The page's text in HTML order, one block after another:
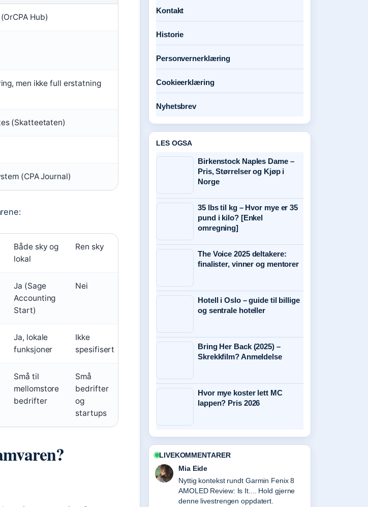
Hub)
men ikke full erstatning
(Skatteetaten)
(CPA Journal)
Både sky og
lokal
Ren sky
Ja (Sage
Accounting
Start)
Nei
Ja, lokale
funksjoner
Ikke
spesifisert
Små til
mellomstore
bedrifter
Små
bedrifter
og
startups
Kontakt
Historie
Personvernerklæring
Cookieerklæring
Nyhetsbrev
LES OGSA
Birkenstock Naples Dame –
Pris, Størrelser og Kjøp i
Norge
35 lbs til kg – Hvor mye er 35
pund i kilo? [Enkel
omregning]
The Voice 2025 deltakere:
finalister, vinner og mentorer
Hotell i Oslo – guide til billige
og sentrale hoteller
Bring Her Back (2025) –
Skrekkfilm? Anmeldelse
Hvor mye koster lett MC
lappen? Pris 2026
LIVEKOMMENTARER
Mia Eide
Nyttig kontekst rundt Garmin Fenix 8
AMOLED Review: Is It.... Hold gjerne
denne livestrengen oppdatert.